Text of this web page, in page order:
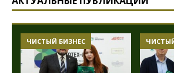
ЧИСТЫЙ БИЗНЕС